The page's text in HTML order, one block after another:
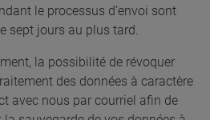
le processus d’envoi sont
sept jours au plus tard.
la possibilité de révoquer
des données à caractère
avec nous par courriel afin de